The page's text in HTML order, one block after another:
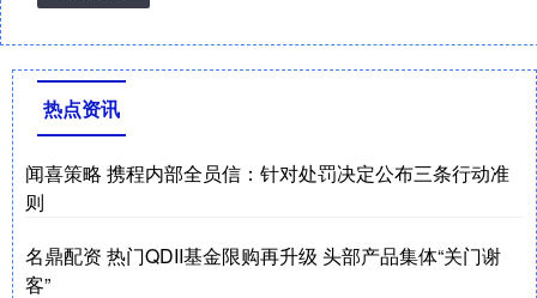
热点资讯
闻喜策略 携程内部全员信：针对处罚决定公布三条行动准
则
名鼎配资 热门QDII基金限购再升级 头部产品集体“关门谢
客”